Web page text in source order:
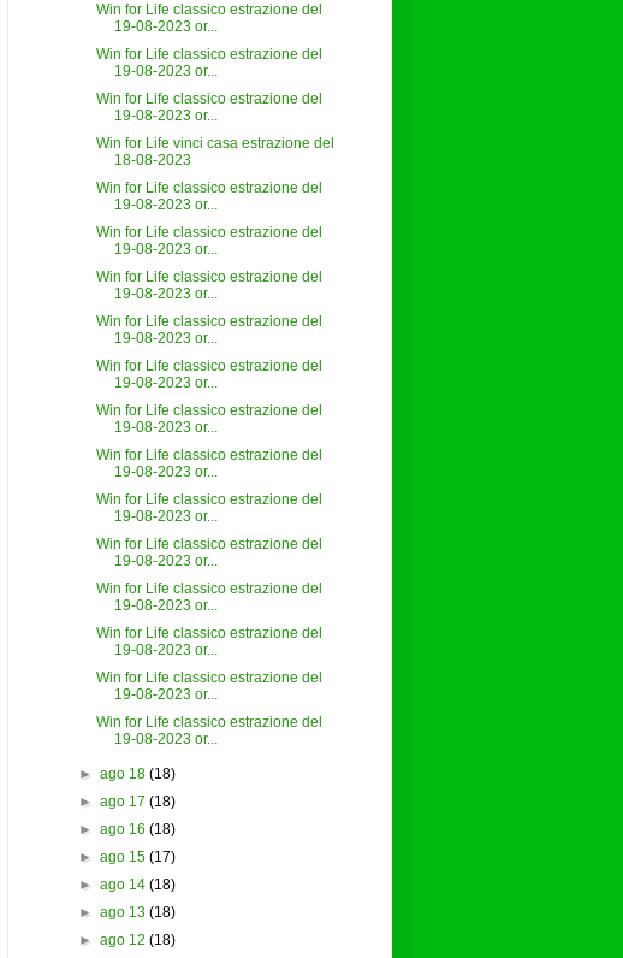
Win for Life classico estrazione del
19-08-2023 or...
Win for Life classico estrazione del
19-08-2023 or...
Win for Life classico estrazione del
19-08-2023 or...
Win for Life vinci casa estrazione del
18-08-2023
Win for Life classico estrazione del
19-08-2023 or...
Win for Life classico estrazione del
19-08-2023 or...
Win for Life classico estrazione del
19-08-2023 or...
Win for Life classico estrazione del
19-08-2023 or...
Win for Life classico estrazione del
19-08-2023 or...
Win for Life classico estrazione del
19-08-2023 or...
Win for Life classico estrazione del
19-08-2023 or...
Win for Life classico estrazione del
19-08-2023 or...
Win for Life classico estrazione del
19-08-2023 or...
Win for Life classico estrazione del
19-08-2023 or...
Win for Life classico estrazione del
19-08-2023 or...
Win for Life classico estrazione del
19-08-2023 or...
Win for Life classico estrazione del
19-08-2023 or...
► ago 18 (18)
► ago 17 (18)
► ago 16 (18)
► ago 15 (17)
► ago 14 (18)
► ago 13 (18)
► ago 12 (18)